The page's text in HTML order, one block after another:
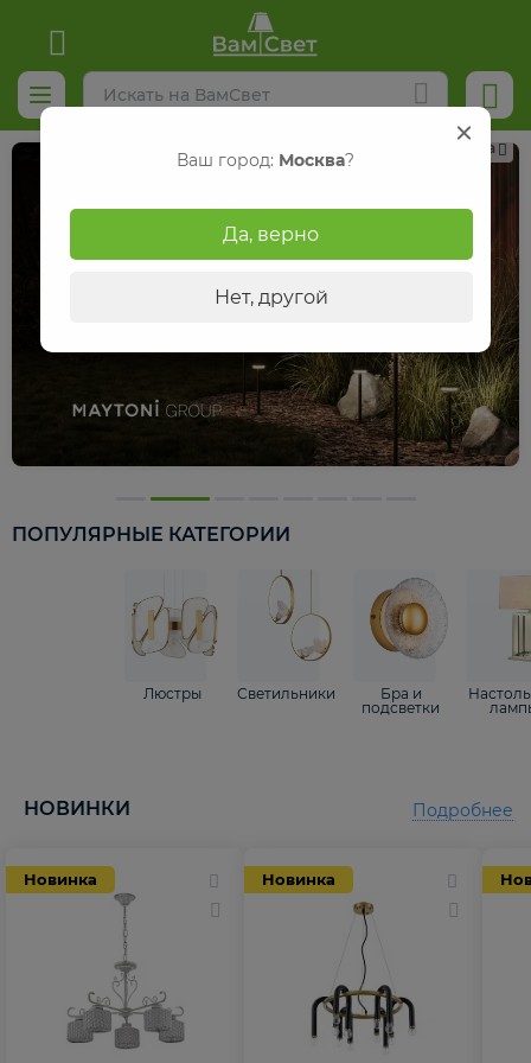
Реклама
ПОПУЛЯРНЫЕ КАТЕГОРИИ
Люстры Светильники
Бра и
подсветки
НОВИНКИ
Новинка Новинка
Подробнее
Ваш город: Москва?
Да, верно
Нет, другой